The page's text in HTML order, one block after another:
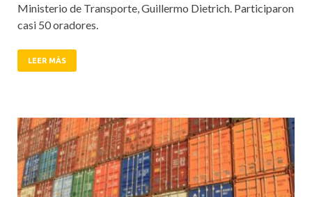
Ministerio de Transporte, Guillermo Dietrich. Participaron
casi 50 oradores.
LEER MÁS